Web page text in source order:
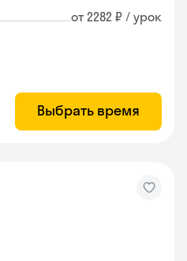
от 2282 ₽ / урок
Выбрать время